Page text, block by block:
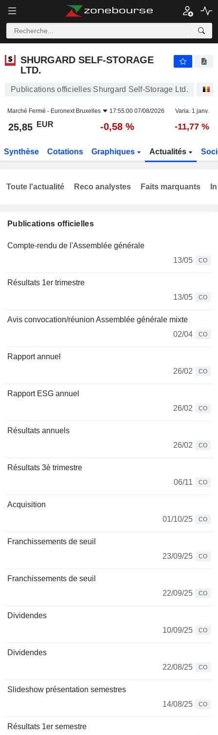
SHURGARD SELF-STORAGE
LTD.
Publications officielles Shurgard Self-Storage Ltd.
Marché Fermé - Euronext Bruxelles 17:55:00 07/08/2026 Varia. 1 janv.
25,85 EUR -0,58 % -11,77 %
Synthèse Cotations Graphiques Actualités
Publications officielles
Compte-rendu de l'Assemblée générale
13/05
CO
Résultats 1er trimestre
13/05
CO
Avis convocation/réunion Assemblée générale mixte
02/04
CO
Rapport annuel
26/02
CO
Rapport ESG annuel
26/02
CO
Résultats annuels
26/02
CO
Résultats 3è trimestre
06/11
CO
Acquisition
01/10/25
CO
Franchissements de seuil
23/09/25
CO
Franchissements de seuil
22/09/25
CO
Dividendes
10/09/25
CO
Dividendes
22/08/25
CO
Slideshow présentation semestres
14/08/25
CO
Résultats 1er semestre
Toute l'actualité Reco analystes Faits marquants